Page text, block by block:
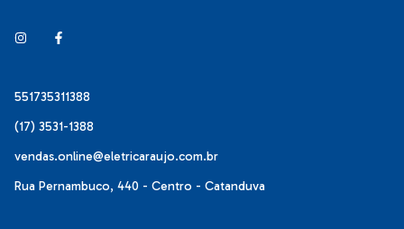
551735311388
(17) 3531-1388
vendas.online@eletricaraujo.com.br
Rua Pernambuco, 440 - Centro - Catanduva